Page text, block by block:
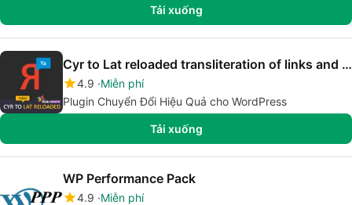
Tải xuống
Cyr to Lat reloaded transliteration of links and file names
4.9 Miễn phí
Plugin Chuyển Đổi Hiệu Quả cho WordPress
Tải xuống
WP Performance Pack
4.9 Miễn phí